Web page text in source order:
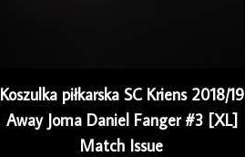
Koszulka piłkarska SC Kriens 2018/19
Away Joma Daniel Fanger #3 [XL]
Match Issue